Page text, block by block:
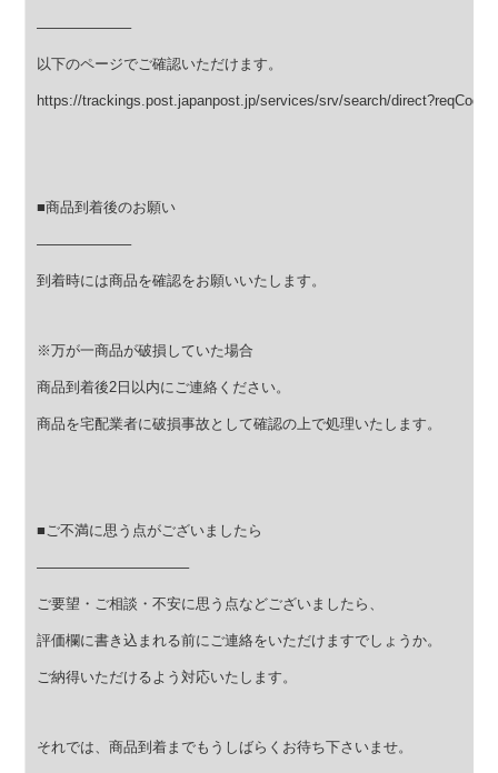
——————–
以下のページでご確認いただけます。
https://trackings.post.japanpost.jp/services/srv/search/
■商品到着後のお願い
——————–
到着時には商品を確認をお願いいたします。
※万が一商品が破損していた場合
商品到着後2日以内にご連絡ください。
商品を宅配業者に破損事故として確認の上で処理いたします。
■ご不満に思う点がございましたら
——————————–
ご要望・ご相談・不安に思う点などございましたら、
評価欄に書き込まれる前にご連絡をいただけますでしょうか。
ご納得いただけるよう対応いたします。
それでは、商品到着までもうしばらくお待ち下さいませ。